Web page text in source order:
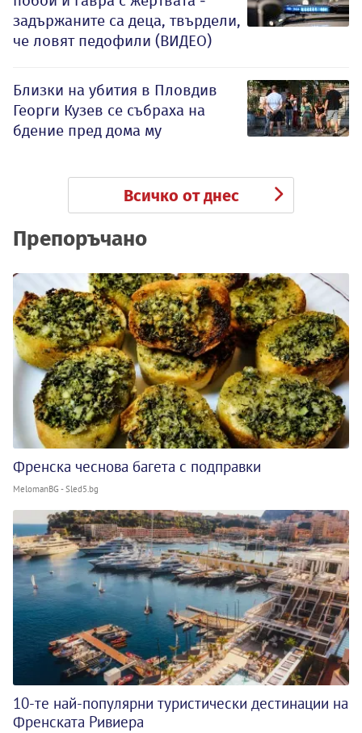
задържаните са деца, твърдели,
че ловят педофили (ВИДЕО)
Близки на убития в Пловдив
Георги Кузев се събраха на
бдение пред дома му
Всичко от днес
Препоръчано
Френска чеснова багета с подправки
MelomanBG - Sled5.bg
10-те най-популярни туристически дестинации на
Френската Ривиера